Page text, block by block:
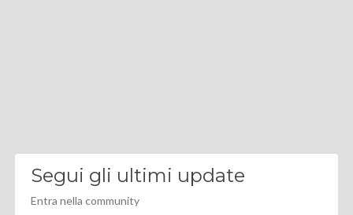
Segui gli ultimi update
Entra nella community